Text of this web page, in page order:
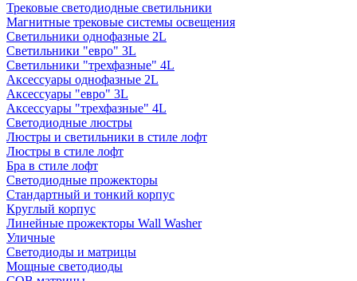
Трековые светодиодные светильники
Магнитные трековые системы освещения
Светильники однофазные 2L
Светильники "евро" 3L
Светильники "трехфазные" 4L
Аксессуары однофазные 2L
Аксессуары "евро" 3L
Аксессуары "трехфазные" 4L
Светодиодные люстры
Люстры и светильники в стиле лофт
Люстры в стиле лофт
Бра в стиле лофт
Светодиодные прожекторы
Стандартный и тонкий корпус
Круглый корпус
Линейные прожекторы Wall Washer
Уличные
Светодиоды и матрицы
Мощные светодиоды